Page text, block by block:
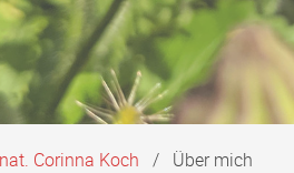
Corinna Koch Über mich